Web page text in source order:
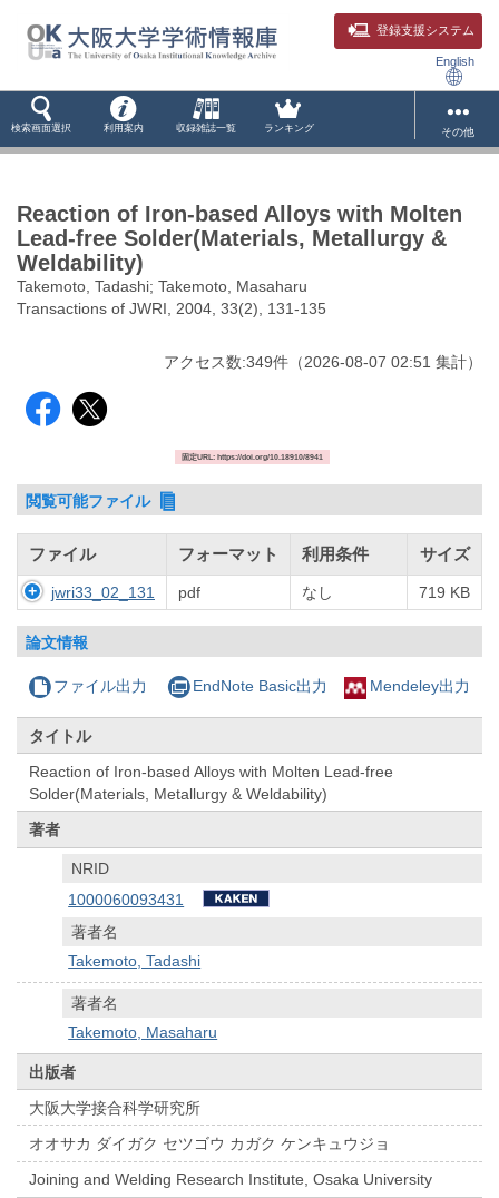
登録支援システム
English
検索画面選択 利用案内 収録雑誌一覧 ランキング その他
Reaction of Iron-based Alloys with Molten
Lead-free Solder(Materials, Metallurgy &
Weldability)
Takemoto, Tadashi; Takemoto, Masaharu
Transactions of JWRI, 2004, 33(2), 131-135
アクセス数:349件 （2026-08-07 02:51 集計）
固定URL: https://doi.org/10.18910/8941
閲覧可能ファイル
ファイル フォーマット 利用条件 サイズ
jwri33_02_131 pdf なし 719 KB
論文情報
ファイル出力 EndNote Basic出力 Mendeley出力
タイトル
Reaction of Iron-based Alloys with Molten Lead-free
Solder(Materials, Metallurgy & Weldability)
著者
NRID
1000060093431
著者名
Takemoto, Tadashi
著者名
Takemoto, Masaharu
出版者
大阪大学接合科学研究所
オオサカ ダイガク セツゴウ カガク ケンキュウジョ
Joining and Welding Research Institute, Osaka University